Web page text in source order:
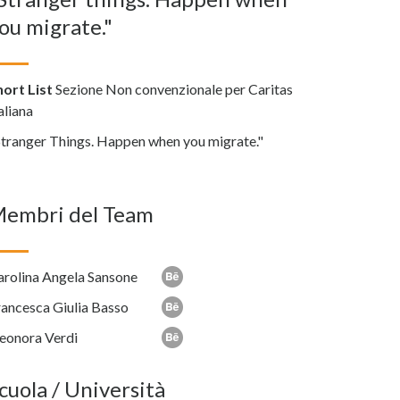
migrate."
List Sezione Non convenzionale per Caritas
Things. Happen when you migrate."
del Team
Angela Sansone
Giulia Basso
Verdi
/ Università